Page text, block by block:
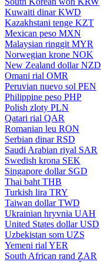
Kuwaiti dinar KWD
Kazakhstani tenge KZT
Mexican peso MXN
Malaysian ringgit MYR
Norwegian krone NOK
New Zealand dollar NZD
Omani rial OMR
Peruvian nuevo sol PEN
Philippine peso PHP
Polish zloty PLN
Qatari rial QAR
Romanian leu RON
Serbian dinar RSD
Saudi Arabian riyal SAR
Swedish krona SEK
Singapore dollar SGD
Thai baht THB
Turkish lira TRY
Taiwan dollar TWD
Ukrainian hryvnia UAH
United States dollar USD
Uzbekistan som UZS
Yemeni rial YER
South African rand ZAR